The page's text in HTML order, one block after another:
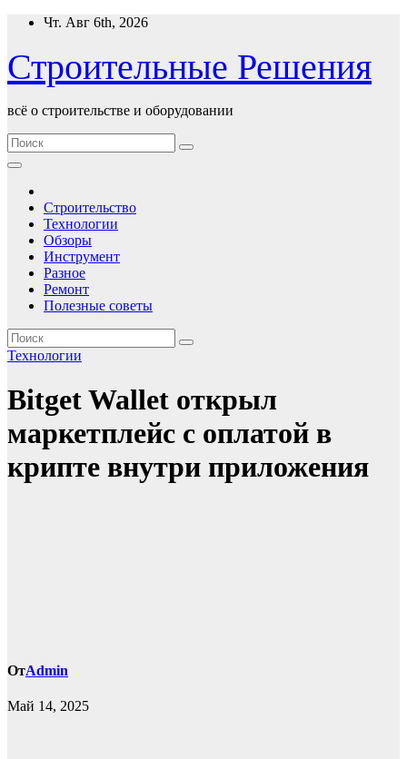
Перейти
содержимому
Чт. Авг 6th, 2026
Строительные Решения
всё о строительстве и оборудовании
Строительство
Технологии
Обзоры
Инструмент
Разное
Ремонт
Полезные советы
Технологии
Bitget Wallet открыл
маркетплейс с оплатой в
крипте внутри приложения
ОтAdmin
Май 14, 2025